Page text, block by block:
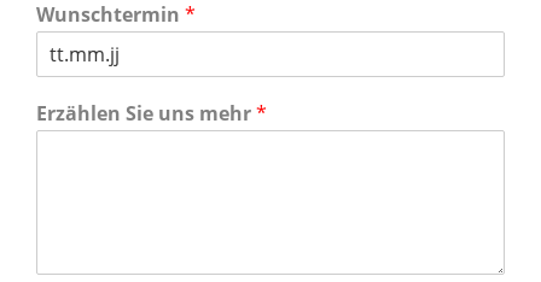
Wunschtermin *
Erzählen Sie uns mehr*